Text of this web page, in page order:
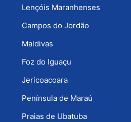
Lençóis Maranhenses
Campos do Jordão
Maldivas
Foz do Iguaçu
Jericoacoara
Península de Maraú
Praias de Ubatuba